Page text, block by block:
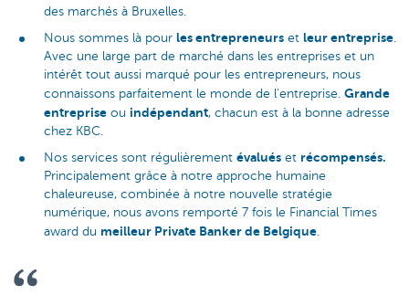
des marchés à Bruxelles.
Nous sommes là pour les entrepreneurs et leur entreprise.
Avec une large part de marché dans les entreprises et un
intérêt tout aussi marqué pour les entrepreneurs, nous
connaissons parfaitement le monde de l'entreprise. Grande
entreprise ou indépendant, chacun est à la bonne adresse
chez KBC.
Nos services sont régulièrement évalués et récompensés.
Principalement grâce à notre approche humaine
chaleureuse, combinée à notre nouvelle stratégie
numérique, nous avons remporté 7 fois le Financial Times
award du meilleur Private Banker de Belgique.